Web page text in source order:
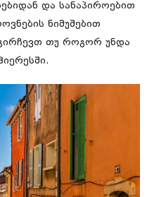
და სანაპიროებით
ნიმუშებით
თუ როგორ უნდა